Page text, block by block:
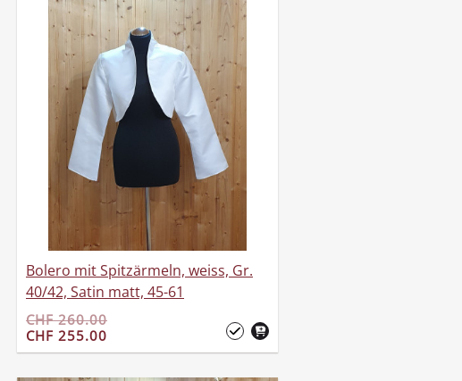
Bolero mit Spitzärmeln, weiss, Gr.
40/42, Satin matt, 45-61
CHF 260.00
CHF 255.00